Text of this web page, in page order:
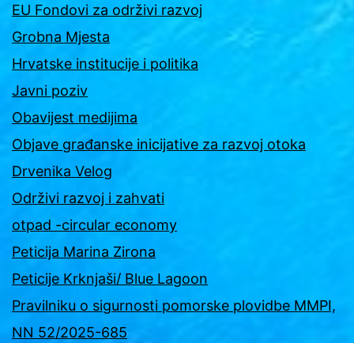
EU Fondovi za održivi razvoj
Grobna Mjesta
Hrvatske institucije i politika
Javni poziv
Obavijest medijima
Objave građanske inicijative za razvoj otoka
Drvenika Velog
Održivi razvoj i zahvati
otpad -circular economy
Peticija Marina Zirona
Peticije Krknjaši/ Blue Lagoon
Pravilniku o sigurnosti pomorske plovidbe MMPI,
NN 52/2025-685